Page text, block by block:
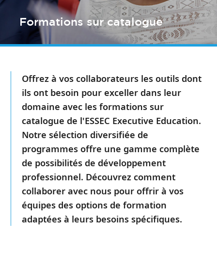
Formations sur catalogue
Offrez à vos collaborateurs les outils dont
ils ont besoin pour exceller dans leur
domaine avec les formations sur
catalogue de l'ESSEC Executive Education.
Notre sélection diversifiée de
programmes offre une gamme complète
de possibilités de développement
professionnel. Découvrez comment
collaborer avec nous pour offrir à vos
équipes des options de formation
adaptées à leurs besoins spécifiques.